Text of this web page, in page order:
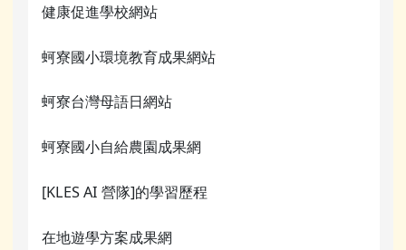
健康促進學校網站
蚵寮國小環境教育成果網站
蚵寮台灣母語日網站
蚵寮國小自給農園成果網
[KLES AI 營隊]的學習歷程
在地遊學方案成果網